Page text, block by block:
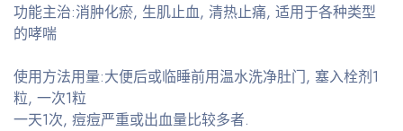
功能主治:消肿化瘀, 生肌止血, 清热止痛, 适用于各种类型
的哮喘
使用方法用量:大便后或临睡前用温水洗净肚门, 塞入栓剂1
粒, 一次1粒
一天1次, 痘痘严重或出血量比较多者.